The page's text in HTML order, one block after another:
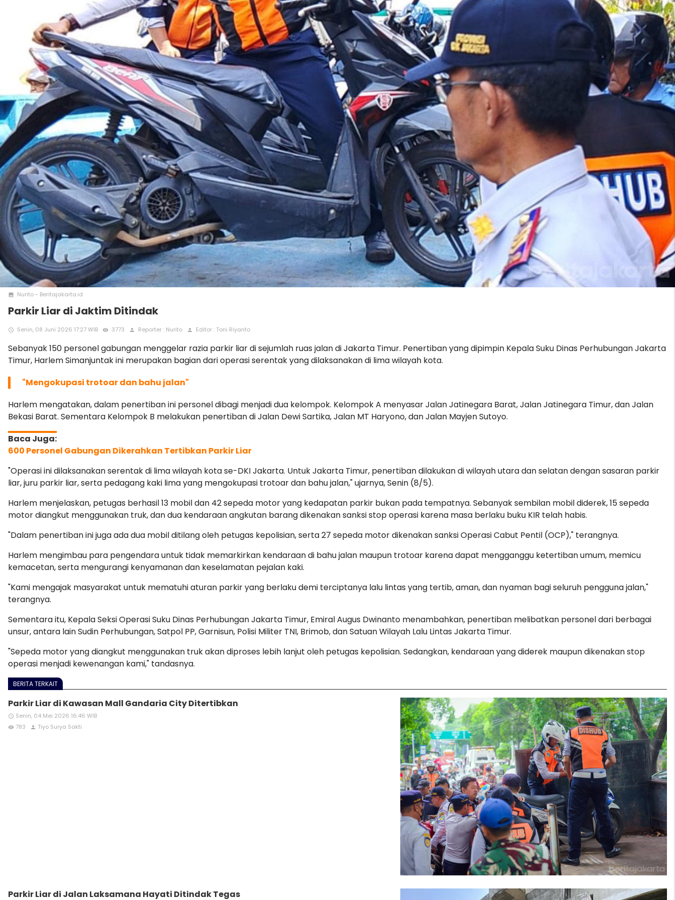
photo Nurito - Beritajakarta.id
Parkir Liar di Jaktim Ditindak
access_time Senin, 08 Juni 2026 17:27 WIB remove_red_eye 3773 person Reporter : Nurito person Editor : Toni Riyanto
Sebanyak 150 personel gabungan menggelar razia parkir liar di sejumlah ruas jalan di Jakarta Timur. Penertiban yang dipimpin Kepala Suku Dinas Perhubungan Jakarta
Timur, Harlem Simanjuntak ini merupakan bagian dari operasi serentak yang dilaksanakan di lima wilayah kota.
"Mengokupasi trotoar dan bahu jalan"
Harlem mengatakan, dalam penertiban ini personel dibagi menjadi dua kelompok. Kelompok A menyasar Jalan Jatinegara Barat, Jalan Jatinegara Timur, dan Jalan
Bekasi Barat. Sementara Kelompok B melakukan penertiban di Jalan Dewi Sartika, Jalan MT Haryono, dan Jalan Mayjen Sutoyo.
600 Personel Gabungan Dikerahkan Tertibkan Parkir Liar
"Operasi ini dilaksanakan serentak di lima wilayah kota se-DKI Jakarta. Untuk Jakarta Timur, penertiban dilakukan di wilayah utara dan selatan dengan sasaran parkir
liar, juru parkir liar, serta pedagang kaki lima yang mengokupasi trotoar dan bahu jalan," ujarnya, Senin (8/5).
Harlem menjelaskan, petugas berhasil 13 mobil dan 42 sepeda motor yang kedapatan parkir bukan pada tempatnya. Sebanyak sembilan mobil diderek, 15 sepeda
motor diangkut menggunakan truk, dan dua kendaraan angkutan barang dikenakan sanksi stop operasi karena masa berlaku buku KIR telah habis.
"Dalam penertiban ini juga ada dua mobil ditilang oleh petugas kepolisian, serta 27 sepeda motor dikenakan sanksi Operasi Cabut Pentil (OCP)," terangnya.
Harlem mengimbau para pengendara untuk tidak memarkirkan kendaraan di bahu jalan maupun trotoar karena dapat mengganggu ketertiban umum, memicu
kemacetan, serta mengurangi kenyamanan dan keselamatan pejalan kaki.
"Kami mengajak masyarakat untuk mematuhi aturan parkir yang berlaku demi terciptanya lalu lintas yang tertib, aman, dan nyaman bagi seluruh pengguna jalan,"
terangnya.
Sementara itu, Kepala Seksi Operasi Suku Dinas Perhubungan Jakarta Timur, Emiral Augus Dwinanto menambahkan, penertiban melibatkan personel dari berbagai
unsur, antara lain Sudin Perhubungan, Satpol PP, Garnisun, Polisi Militer TNI, Brimob, dan Satuan Wilayah Lalu Lintas Jakarta Timur.
"Sepeda motor yang diangkut menggunakan truk akan diproses lebih lanjut oleh petugas kepolisian. Sedangkan, kendaraan yang diderek maupun dikenakan stop
operasi menjadi kewenangan kami," tandasnya.
BERITA TERKAIT
Parkir Liar di Kawasan Mall Gandaria City Ditertibkan
access_time Senin, 04 Mei 2026 16:46 WIB
remove_red_eye 783 person Tiyo Surya Sakti
Parkir Liar di Jalan Laksamana Hayati Ditindak Tegas